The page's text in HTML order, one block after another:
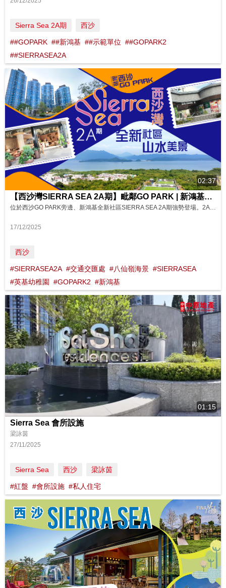
Sierra Sea 2A期 西沙
##GOPARK ##新鴻基 ##示範單位 ##GOPARK2
##SIERRASEA2A
02:37
【西沙灣SIERRA SEA 2A期】毗鄰GO PARK | 新鴻基全新社區 擁抱山水美景 影片來源: FINANCE 730
17/12/2025
西沙
#SIERRASEA2A #交通交匯處 #八仙嶺海景 #SIERRASEA
#英基幼稚園 #GOPARK2 #新鴻基
01:15
Sierra Sea 會所設施
梁詠茵
27/11/2025
Sierra Sea 西沙 梁詠茵
#紅盤 #會所設施 #私人住宅